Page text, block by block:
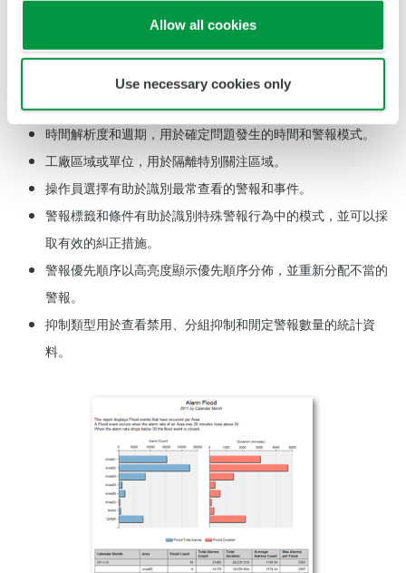
Allow all cookies
Use necessary cookies only
ARA報表過濾功能用於優化及分析報表資訊，以便挖掘隱藏的警報
問題。可以按照需求篩選已經產生的報表。根據報表的不同，過濾
器可能包括：
時間解析度和週期 ，用於確定問題發生的時間和警報模式。
工廠區域或單位，用於隔離特別關注區域。
操作員選擇有助於識別最常查看的警報和事件。
警報標籤和條件有助於識別特殊警報行為中的模式，並可以採
取有效的糾正措施。
警報優先順序以高亮度顯示優先順序分佈，並重新分配不當的
警報。
抑制類型用於查看禁用、分組抑制和閒定警報數量的統計資
料。